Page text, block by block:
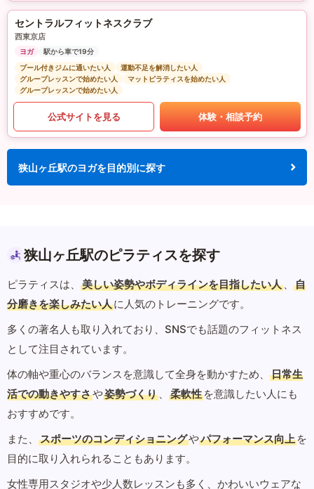
セントラルフィットネスクラブ
西東京店
ヨガ
駅から車で19分
プール付きジムに通いたい人
運動不足を解消したい人
グループレッスンで始めたい人
マットピラティスを始めたい人
グループレッスンで始めたい人
公式サイトを見る 体験・相談予約
狭山ヶ丘駅のヨガを目的別に探す
狭山ヶ丘駅のピラティスを探す
ピラティスは、 美しい姿勢やボディラインを目指したい人 、
自
分磨きを楽しみたい人に人気のトレーニングです。
多くの著名人も取り入れており、SNSでも話題のフィットネス
として注目されています。
体の軸や重心のバランスを意識して全身を動かすため、
日常生
活での動きやすさや姿勢づくり 、 柔軟性 を意識したい人にも
おすすめです。
また、
スポーツのコンディショニングやパフォーマンス向上 を
目的に取り入れられることもあります。
女性専用スタジオや少人数レッスンも多く、かわいいウェアな